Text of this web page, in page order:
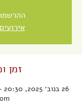
זמן
26 בנוב׳ 2025, 20:30 – 27 בנוב׳ 2025, 21:30